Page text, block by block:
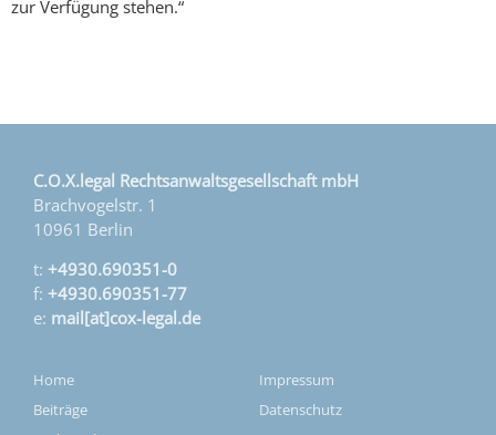
zur Verfügung stehen.“
C.O.X.legal Rechtsanwaltsgesellschaft mbH
Brachvogelstr. 1
10961 Berlin
t: +4930.690351-0
f: +4930.690351-77
e: mail[at]cox-legal.de
Home
Beiträge
Impressum
Datenschutz